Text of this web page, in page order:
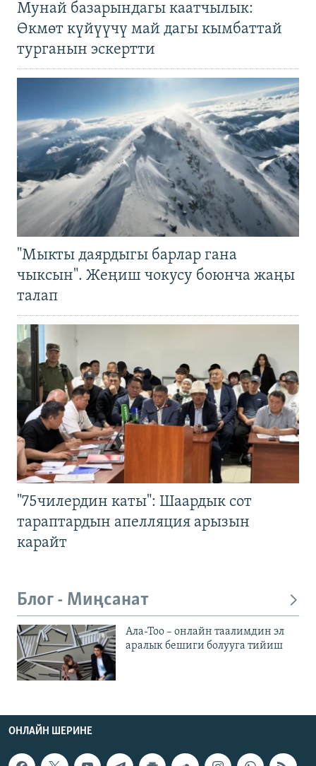
Мунай базарындагы каатчылык:
Өкмөт күйүүчү май дагы кымбаттай
турганын эскертти
"Мыкты даярдыгы барлар гана
чыксын". Жеңиш чокусу боюнча жаңы
талап
"75чилердин каты": Шаардык сот
тараптардын апелляция арызын
карайт
Блог - Миңсанат
Ала-Тоо – онлайн таалимдин эл
аралык бешиги болууга тийиш
ОНЛАЙН ШЕРИНЕ